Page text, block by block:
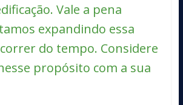
Vale a pena
expandindo essa
do tempo. Considere
propósito com a sua